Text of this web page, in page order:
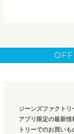
ジーンズファクトリ
アプリ限定の最新
トリーでのお買い